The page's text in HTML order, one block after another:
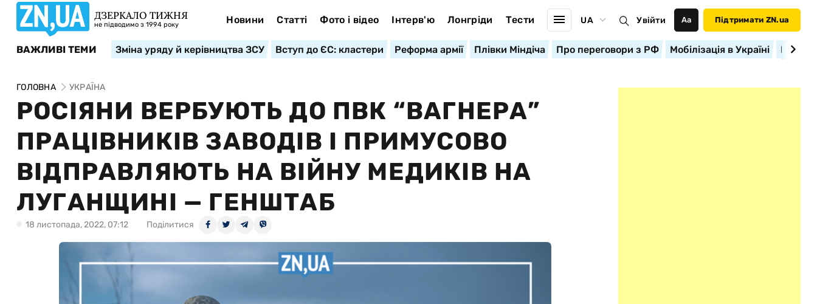
ДЗЕРКАЛО ТИЖНЯ
не підводимо з 1994 року Новини Статті Фото і відео Інтерв'ю Лонгріди Тести UA Увійти Аа Підтримати ZN.ua
ВАЖЛИВІ ТЕМИ Зміна уряду й керівництва ЗСУ Вступ до ЄС: кластери Реформа армії Плівки Міндіча Про переговори з РФ Мобілізація в Україні
ГОЛОВНА УКРАЇНА
РОСІЯНИ ВЕРБУЮТЬ ДО ПВК “ВАГНЕРА”
ПРАЦІВНИКІВ ЗАВОДІВ І ПРИМУСОВО
ВІДПРАВЛЯЮТЬ НА ВІЙНУ МЕДИКІВ НА
ЛУГАНЩИНІ — ГЕНШТАБ
18 листопада, 2022, 07:12 Поділитися